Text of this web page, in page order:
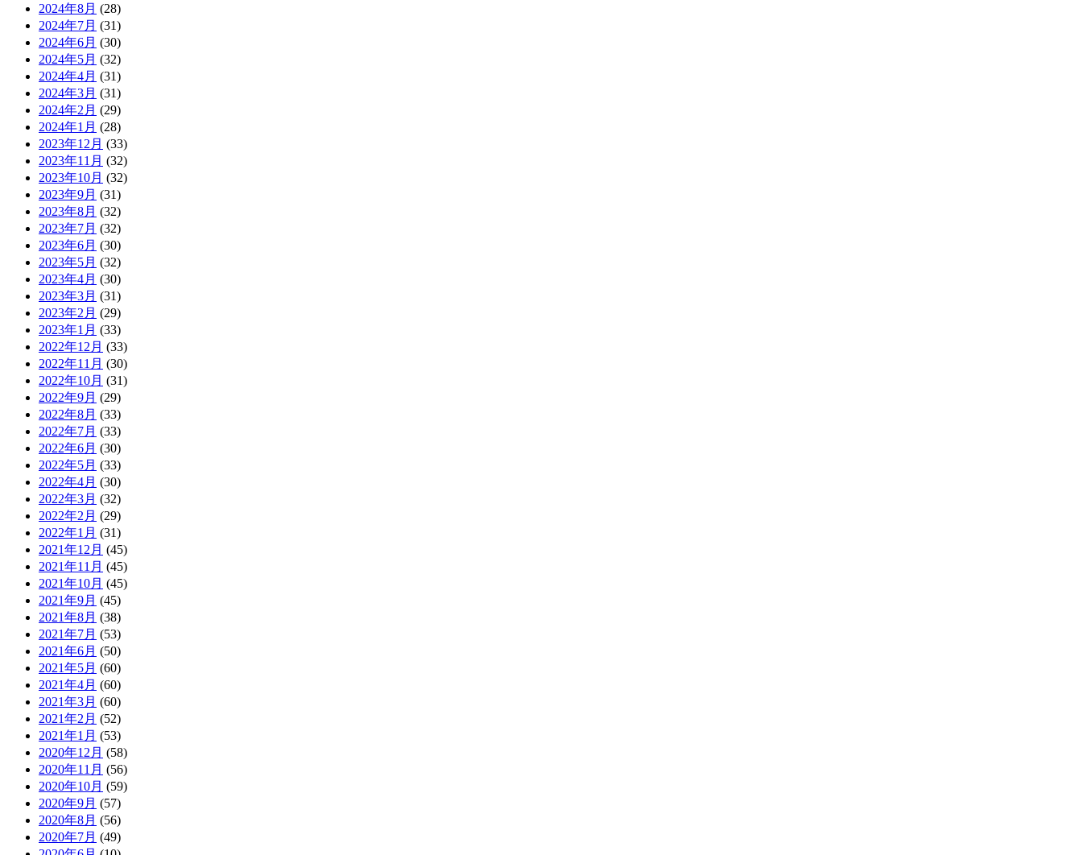
2024年8月 (28)
2024年7月 (31)
2024年6月 (30)
2024年5月 (32)
2024年4月 (31)
2024年3月 (31)
2024年2月 (29)
2024年1月 (28)
2023年12月 (33)
2023年11月 (32)
2023年10月 (32)
2023年9月 (31)
2023年8月 (32)
2023年7月 (32)
2023年6月 (30)
2023年5月 (32)
2023年4月 (30)
2023年3月 (31)
2023年2月 (29)
2023年1月 (33)
2022年12月 (33)
2022年11月 (30)
2022年10月 (31)
2022年9月 (29)
2022年8月 (33)
2022年7月 (33)
2022年6月 (30)
2022年5月 (33)
2022年4月 (30)
2022年3月 (32)
2022年2月 (29)
2022年1月 (31)
2021年12月 (45)
2021年11月 (45)
2021年10月 (45)
2021年9月 (45)
2021年8月 (38)
2021年7月 (53)
2021年6月 (50)
2021年5月 (60)
2021年4月 (60)
2021年3月 (60)
2021年2月 (52)
2021年1月 (53)
2020年12月 (58)
2020年11月 (56)
2020年10月 (59)
2020年9月 (57)
2020年8月 (56)
2020年7月 (49)